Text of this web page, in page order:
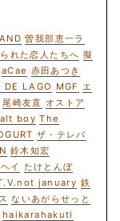
曽我部恵一ラ
れた恋人たちへ 擬
aCae 赤田あつき
DE LAGO MGF エ
尾崎友直 オストア
boy The
ザ・テレパ
鈴木知宏
イ たけとんぼ
january 鉄
ないあがらせっと
haikarahakuti